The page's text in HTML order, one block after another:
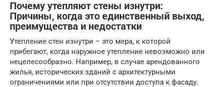
Почему утепляют стены изнутри:
Причины, когда это единственный выход,
преимущества и недостатки
Утепление стен изнутри – это мера, к которой
прибегают, когда наружное утепление невозможно или
нецелесообразно. Например, в случае арендованного
жилья, исторических зданий с архитектурными
ограничениями или при отсутствии доступа к фасаду.